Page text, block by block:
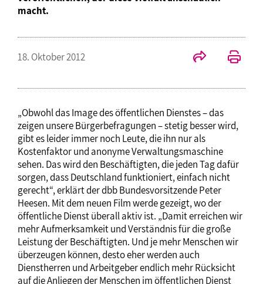
macht.
18. Oktober 2012
„Obwohl das Image des öffentlichen Dienstes – das
zeigen unsere Bürgerbefragungen – stetig besser wird,
gibt es leider immer noch Leute, die ihn nur als
Kostenfaktor und anonyme Verwaltungsmaschine
sehen. Das wird den Beschäftigten, die jeden Tag dafür
sorgen, dass Deutschland funktioniert, einfach nicht
gerecht“, erklärt der dbb Bundesvorsitzende Peter
Heesen. Mit dem neuen Film werde gezeigt, wo der
öffentliche Dienst überall aktiv ist. „Damit erreichen wir
mehr Aufmerksamkeit und Verständnis für die große
Leistung der Beschäftigten. Und je mehr Menschen wir
überzeugen können, desto eher werden auch
Dienstherren und Arbeitgeber endlich mehr Rücksicht
auf die Anliegen der Menschen im öffentlichen Dienst